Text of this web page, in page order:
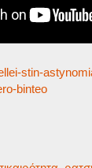
stin-
binteo